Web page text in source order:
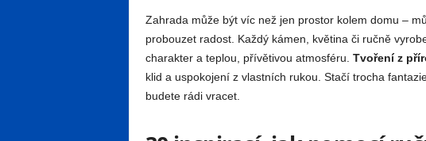
Zahrada může být víc než jen prostor kolem domu –
probouzet radost. Každý kámen, květina či ručně
charakter a teplou, přívětivou atmosféru. Tvoření z
klid a uspokojení z vlastních rukou. Stačí trocha
budete rádi vracet.